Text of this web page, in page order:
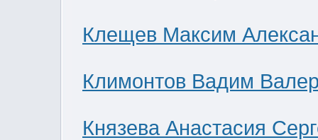
Клещев Максим
Климонтов Вадим
Князева Анастасия